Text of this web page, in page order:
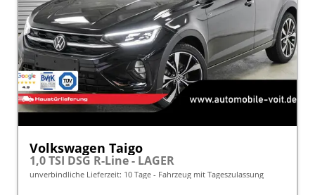
Volkswagen Taigo
1,0 TSI DSG R-Line - LAGER
unverbindliche Lieferzeit: 10 Tage Fahrzeug mit Tageszulassung